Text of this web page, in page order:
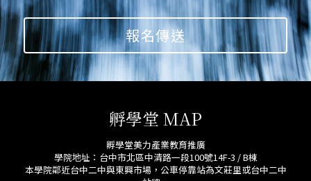
報名傳送
孵學堂 MAP
孵學堂美力產業教育推廣
學院地址：台中市北區中清路一段100號14F-3 / B棟
本學院鄰近台中二中與東興市場，公車停靠站為文莊里或台中二中